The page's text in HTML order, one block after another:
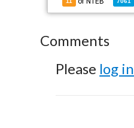
Comments
Please log in